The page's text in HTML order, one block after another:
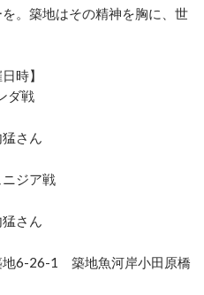
。築地はその精神を胸に、世
時】
ダ戦
さん
ジア戦
さん
6-26-1 築地魚河岸小田原橋